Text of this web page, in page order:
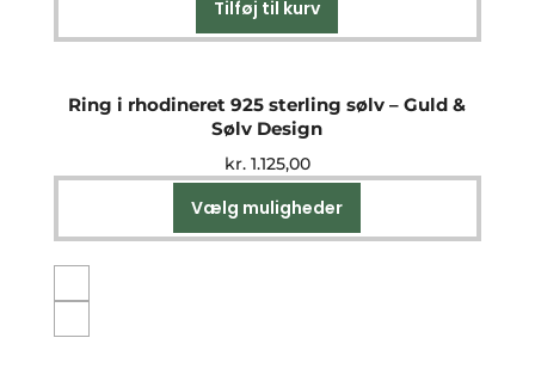
Tilføj til kurv
Ring i rhodineret 925 sterling sølv – Guld &
Sølv Design
kr.1.125,00
Vælg muligheder
vare